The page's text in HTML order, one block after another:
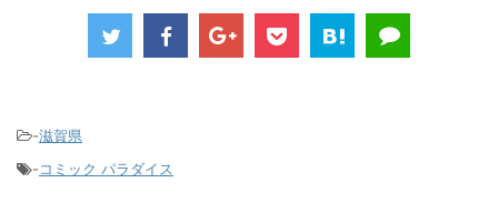
-滋賀県
-コミック パラダイス